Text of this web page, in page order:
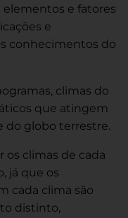
e fatores
e
conhecimentos do
climas do
que atingem
do globo terrestre.
climas de cada
já que os
cada clima são
distinto,